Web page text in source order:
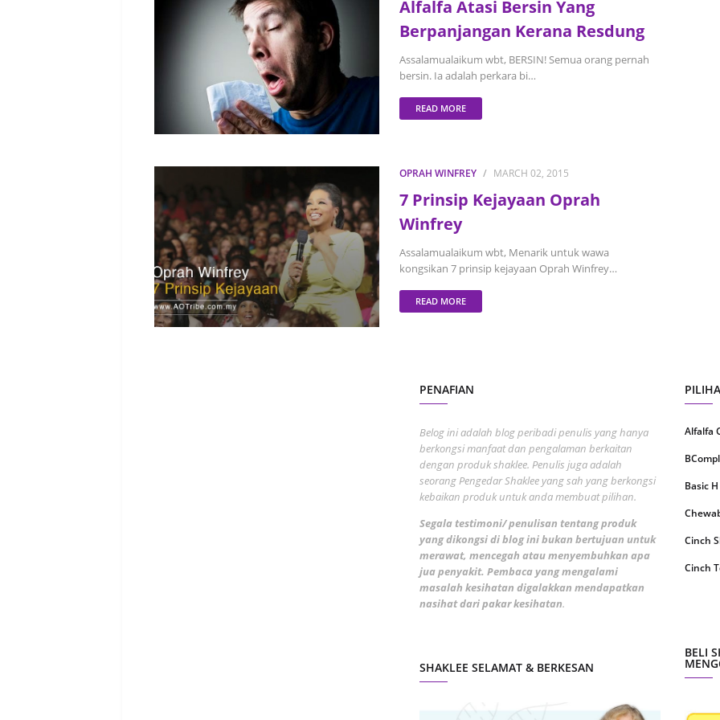
Alfalfa Atasi Bersin Yang
Berpanjangan Kerana Resdung
Assalamualaikum wbt, BERSIN! Semua orang pernah
bersin. Ia adalah perkara bi…
READ MORE
OPRAH WINFREY MARCH 02, 2015
7 Prinsip Kejayaan Oprah
Winfrey
Assalamualaikum wbt, Menarik untuk wawa
kongsikan 7 prinsip kejayaan Oprah Winfrey…
READ MORE
August
July
June
May
April
March
October
PENAFIAN
Belog ini adalah blog peribadi penulis yang hanya
berkongsi manfaat dan pengalaman berkaitan
dengan produk shaklee. Penulis juga adalah
seorang Pengedar Shaklee yang sah yang berkongsi
kebaikan produk untuk anda membuat pilihan.
Segala testimoni/ penulisan tentang produk
yang dikongsi di blog ini bukan bertujuan untuk
merawat, mencegah atau menyembuhkan apa
jua penyakit. Pembaca yang mengalami
masalah kesihatan digalakkan mendapatkan
nasihat dari pakar kesihatan.
SHAKLEE SELAMAT & BERKESAN
Alfalfa
Basic
Cinch
Cinch
DTX
Detoks
BELI